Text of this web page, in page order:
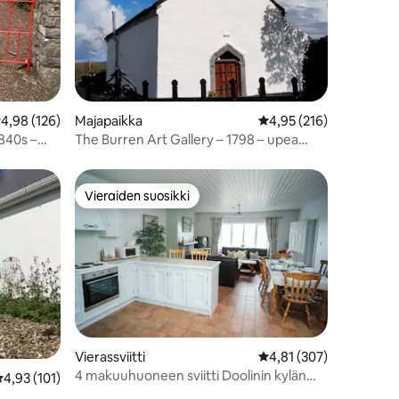
arvio 4,98/5, 126 arvostelua
4,98 (126)
–
Majapaikka Keskimääräinen arvio
4,95 (216)
The Burren Art Gallery – 1798 – upea
arvio 4,93/5, 101 arvostelua
4,93 (101)
Vieraiden suosikki
Vieraiden suosikki
Vierassviitti Keskimääräinen arvio
4,81 (307)
4 makuuhuoneen sviitti Doolinin kylän